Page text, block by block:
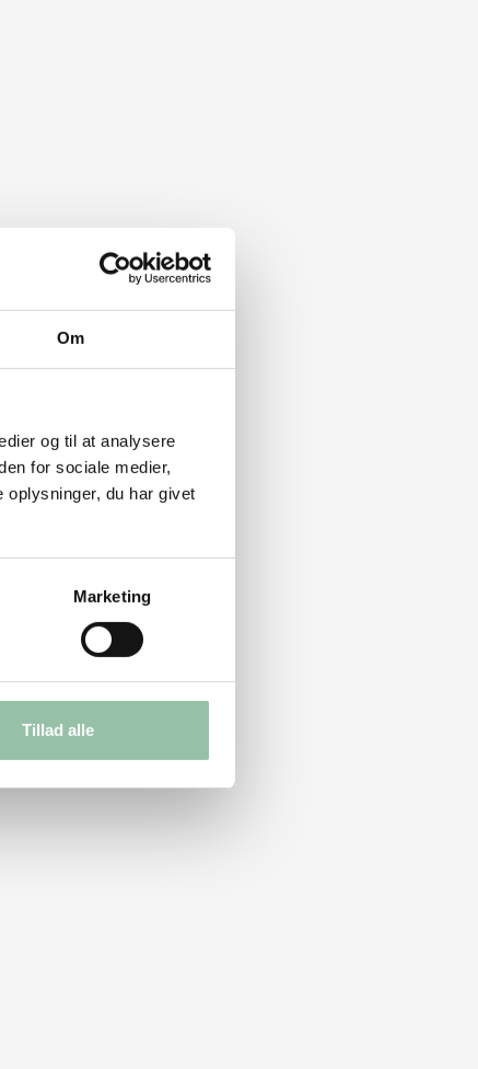
Om
og til at analysere
for sociale medier,
oplysninger, du har givet
Marketing
Tillad alle